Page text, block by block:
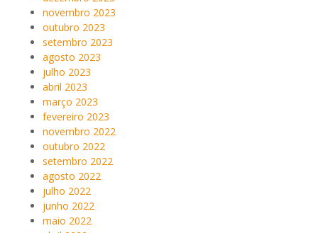
novembro 2023
outubro 2023
setembro 2023
agosto 2023
julho 2023
abril 2023
março 2023
fevereiro 2023
novembro 2022
outubro 2022
setembro 2022
agosto 2022
julho 2022
junho 2022
maio 2022